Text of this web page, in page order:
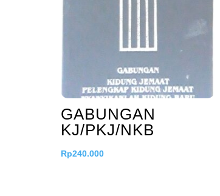
GABUNGAN
KJ/PKJ/NKB
Rp240.000